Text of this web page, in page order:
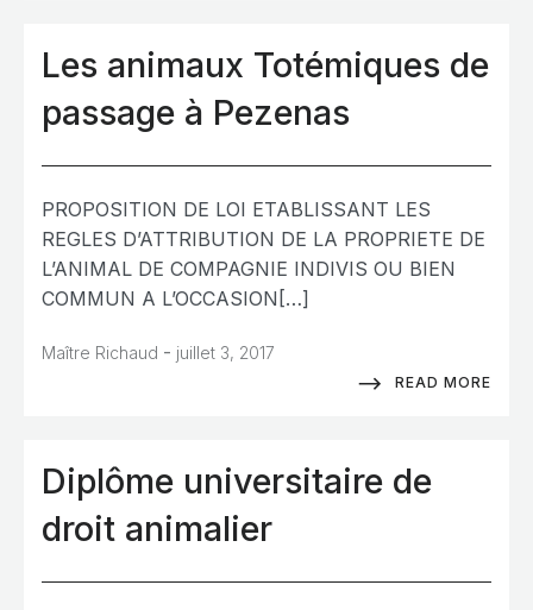
Les animaux Totémiques de
passage à Pezenas
PROPOSITION DE LOI ETABLISSANT LES
REGLES D’ATTRIBUTION DE LA PROPRIETE DE
L’ANIMAL DE COMPAGNIE INDIVIS OU BIEN
COMMUN A L’OCCASION[…]
Maître Richaud - juillet 3, 2017
READ MORE
Diplôme universitaire de
droit animalier